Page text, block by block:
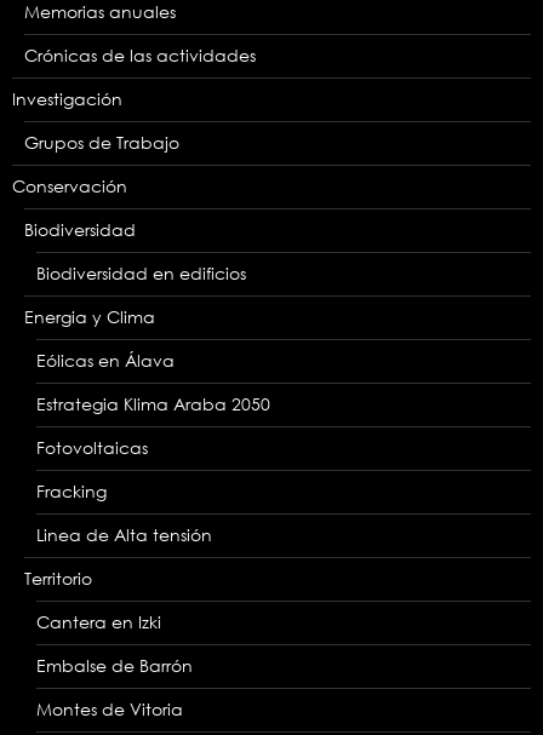
Memorias anuales
Crónicas de las actividades
Investigación
Grupos de Trabajo
Conservación
Biodiversidad
Biodiversidad en edificios
Energia y Clima
Eólicas en Álava
Estrategia Klima Araba 2050
Fotovoltaicas
Fracking
Linea de Alta tensión
Territorio
Cantera en Izki
Embalse de Barrón
Montes de Vitoria